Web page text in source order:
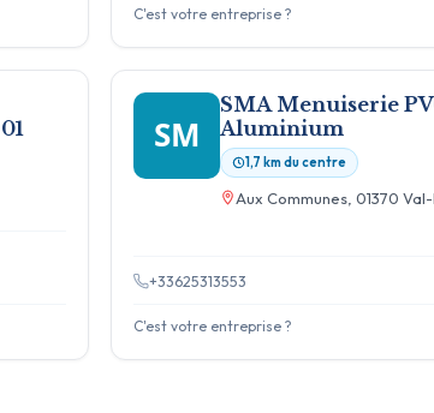
C'est votre entreprise ?
SM
SMA Menuiserie
Aluminium
1,7 km du centre
Aux Communes, 01370
+33625313553
C'est votre entreprise ?